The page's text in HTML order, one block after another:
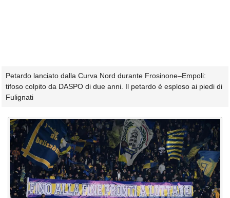
Petardo lanciato dalla Curva Nord durante Frosinone–Empoli:
tifoso colpito da DASPO di due anni. Il petardo è esploso ai piedi di
Fulignati